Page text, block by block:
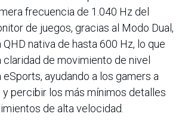
frecuencia de 1.040 Hz del
de juegos, gracias al Modo Dual,
nativa de hasta 600 Hz, lo que
de movimiento de nivel
ayudando a los gamers a
percibir los más mínimos detalles
de alta velocidad.